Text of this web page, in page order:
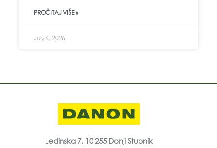
PROČITAJ VIŠE »
July 6, 2026
Ledinska 7, 10 255 Donji Stupnik